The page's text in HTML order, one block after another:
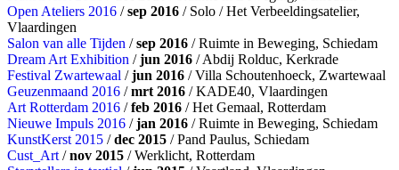
Open Ateliers 2016 /sep 2016 / Solo / Het Verbeeldingsatelier,
Vlaardingen
Salon van alle Tijden /sep 2016 / Ruimte in Beweging, Schiedam
Dream Art Exhibition /jun 2016 / Abdij Rolduc, Kerkrade
Festival Zwartewaal /jun 2016 / Villa Schoutenhoeck, Zwartewaal
Geuzenmaand 2016 /mrt 2016 / KADE40, Vlaardingen
Art Rotterdam 2016 /feb 2016 / Het Gemaal, Rotterdam
Nieuwe Impuls 2016 /jan 2016 / Ruimte in Beweging, Schiedam
KunstKerst 2015 /dec 2015 / Pand Paulus, Schiedam
Cust_Art /nov 2015 / Werklicht, Rotterdam